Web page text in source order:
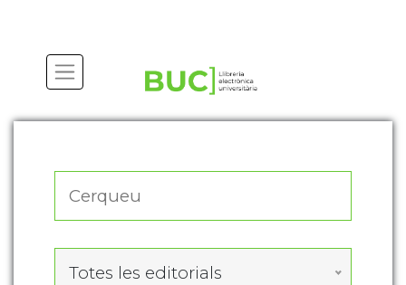
Totes les editorials